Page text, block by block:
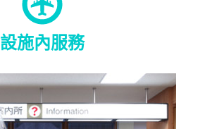
設施內服務